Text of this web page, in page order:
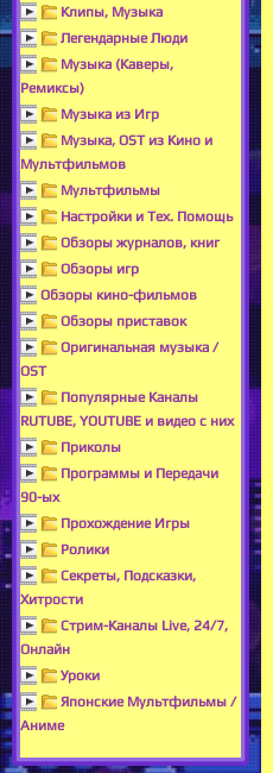
Клипы, Музыка
Легендарные Люди
Музыка (Каверы,
Ремиксы)
Музыка из Игр
Музыка, OST из Кино и
Мультфильмов
Мультфильмы
Настройки и Тех. Помощь
Обзоры журналов, книг
Обзоры игр
Обзоры кино-фильмов
Обзоры приставок
Оригинальная музыка /
OST
Популярные Каналы
RUTUBE, YOUTUBE и видео с них
Приколы
Программы и Передачи
90-ых
Прохождение Игры
Ролики
Секреты, Подсказки,
Хитрости
Стрим-Каналы Live, 24/7,
Онлайн
Уроки
Японские Мультфильмы /
Аниме